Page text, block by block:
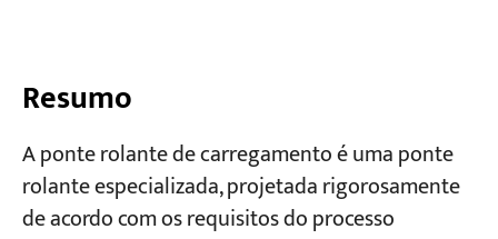
Resumo
A ponte rolante de carregamento é uma ponte
rolante especializada, projetada rigorosamente
de acordo com os requisitos do processo